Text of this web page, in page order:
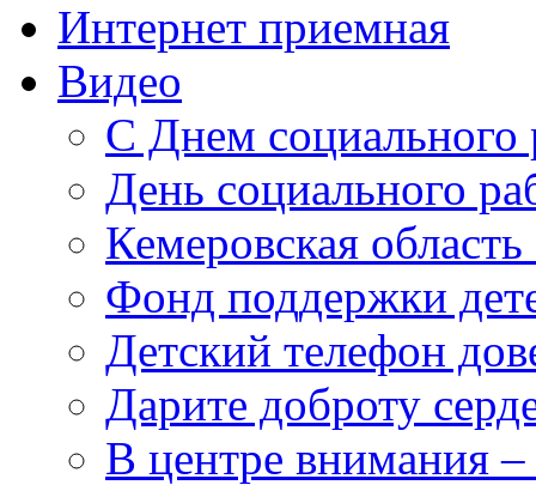
Интернет приемная
Видео
С Днем социального
День социального
Кемеровская
Фонд поддержки
Детский телефон
Дарите доброту
В центре внимания –